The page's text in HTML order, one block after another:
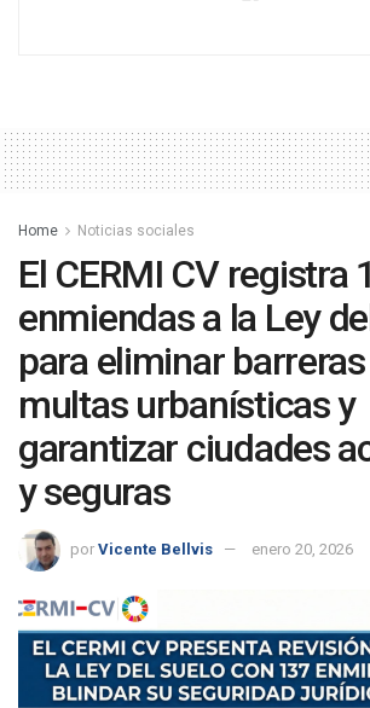
Home Noticias sociales
El CERMI CV registra
enmiendas a la Ley
para eliminar
multas urbanísticas y
garantizar ciudades
y seguras
por Vicente Bellvis enero 20, 2026